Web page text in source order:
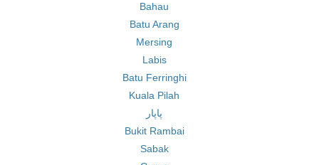
Bahau
Batu Arang
Mersing
Labis
Batu Ferringhi
Kuala Pilah
پاپار
Bukit Rambai
Sabak